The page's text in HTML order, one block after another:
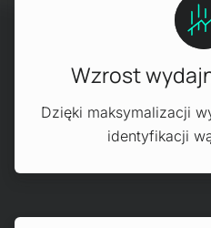
Wzrost
Dzięki maksymalizacji
identyfikacji